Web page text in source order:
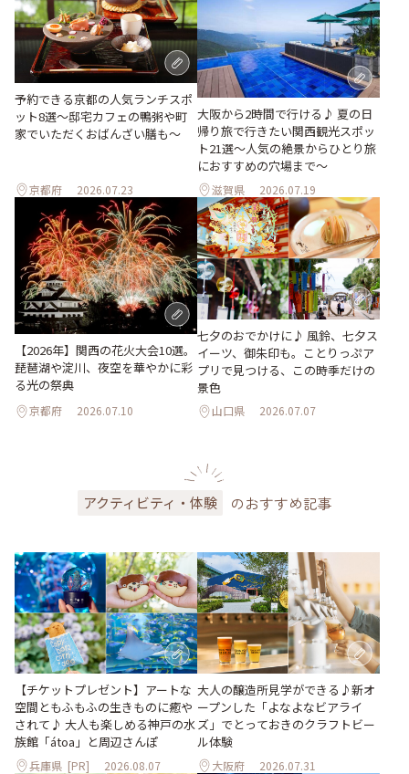
予約できる京都の人気ランチスポ
ット8選～邸宅カフェの鴨粥や町
家でいただくおばんざい膳も～
京都府 2026.07.23
大阪から2時間で行ける♪ 夏の日
帰り旅で行きたい関西観光スポッ
ト21選～人気の絶景からひとり旅
におすすめの穴場まで～
滋賀県 2026.07.19
【2026年】関西の花火大会10選。
琵琶湖や淀川、夜空を華やかに彩
る光の祭典
京都府 2026.07.10
七夕のおでかけに♪ 風鈴、七夕ス
イーツ、御朱印も。ことりっぷア
プリで見つける、この時季だけの
景色
山口県 2026.07.07
アクティビティ・体験 のおすすめ記事
【チケットプレゼント】アートな
空間ともふもふの生きものに癒や
されて♪ 大人も楽しめる神戸の水
族館「átoa」と周辺さんぽ
兵庫県 [PR] 2026.08.07
大人の醸造所見学ができる♪新オ
ープンした「よなよなビアライ
ズ」でとっておきのクラフトビー
ル体験
大阪府 2026.07.31